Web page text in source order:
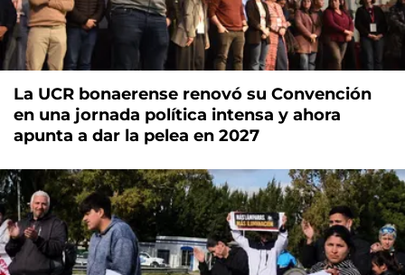
La UCR bonaerense renovó su Convención
en una jornada política intensa y ahora
apunta a dar la pelea en 2027